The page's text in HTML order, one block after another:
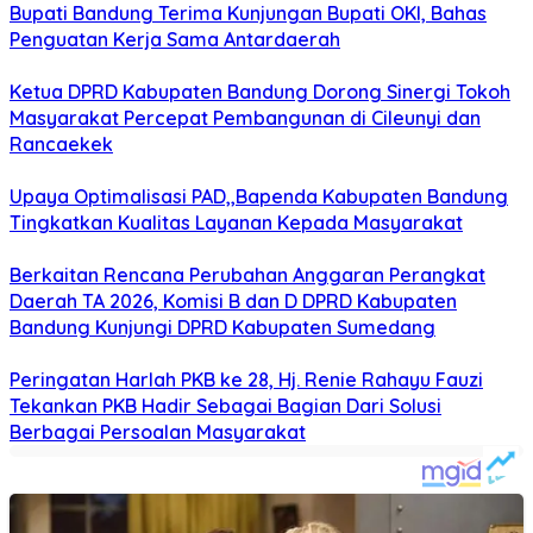
Bupati Bandung Terima Kunjungan Bupati OKI, Bahas
Penguatan Kerja Sama Antardaerah
Ketua DPRD Kabupaten Bandung Dorong Sinergi Tokoh
Masyarakat Percepat Pembangunan di Cileunyi dan
Rancaekek
Upaya Optimalisasi PAD,,Bapenda Kabupaten Bandung
Tingkatkan Kualitas Layanan Kepada Masyarakat
Berkaitan Rencana Perubahan Anggaran Perangkat
Daerah TA 2026, Komisi B dan D DPRD Kabupaten
Bandung Kunjungi DPRD Kabupaten Sumedang
Peringatan Harlah PKB ke 28, Hj. Renie Rahayu Fauzi
Tekankan PKB Hadir Sebagai Bagian Dari Solusi
Berbagai Persoalan Masyarakat